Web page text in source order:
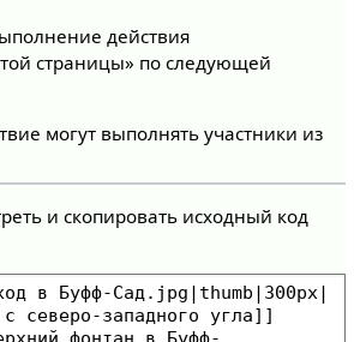
действия
страницы» по следующей
могут выполнять участники из
и скопировать исходный код